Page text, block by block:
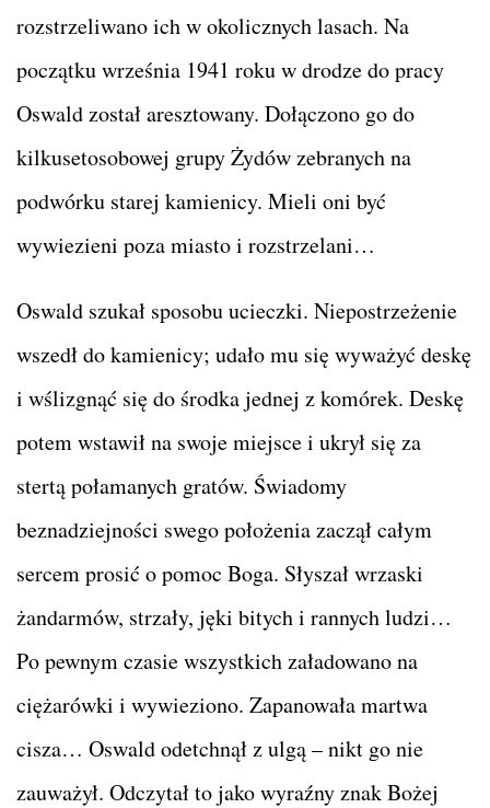
rozstrzeliwano ich w okolicznych lasach. Na
początku września 1941 roku w drodze do pracy
Oswald został aresztowany. Dołączono go do
kilkusetosobowej grupy Żydów zebranych na
podwórku starej kamienicy. Mieli oni być
wywiezieni poza miasto i rozstrzelani…
Oswald szukał sposobu ucieczki. Niepostrzeżenie
wszedł do kamienicy; udało mu się wyważyć deskę
i wślizgnąć się do środka jednej z komórek. Deskę
potem wstawił na swoje miejsce i ukrył się za
stertą połamanych gratów. Świadomy
beznadziejności swego położenia zaczął całym
sercem prosić o pomoc Boga. Słyszał wrzaski
żandarmów, strzały, jęki bitych i rannych ludzi…
Po pewnym czasie wszystkich załadowano na
ciężarówki i wywieziono. Zapanowała martwa
cisza… Oswald odetchnął z ulgą – nikt go nie
zauważył. Odczytał to jako wyraźny znak Bożej